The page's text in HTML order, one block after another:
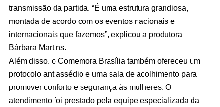
transmissão da partida. “É uma estrutura grandiosa,
montada de acordo com os eventos nacionais e
internacionais que fazemos”, explicou a produtora
Bárbara Martins.
Além disso, o Comemora Brasília também ofereceu um
protocolo antiassédio e uma sala de acolhimento para
promover conforto e segurança às mulheres. O
atendimento foi prestado pela equipe especializada da